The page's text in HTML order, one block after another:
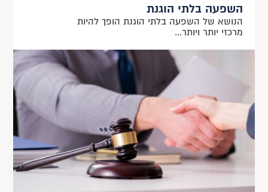
השפעה בלתי הוגנת
הנושא של השפעה בלתי הוגנת הופך להיות
מרכזי יותר ויותר...